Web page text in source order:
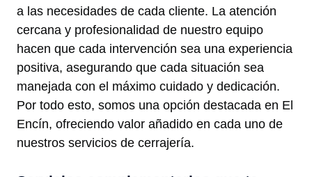
a las necesidades de cada cliente. La atención
cercana y profesionalidad de nuestro equipo
hacen que cada intervención sea una experiencia
positiva, asegurando que cada situación sea
manejada con el máximo cuidado y dedicación.
Por todo esto, somos una opción destacada en El
Encín, ofreciendo valor añadido en cada uno de
nuestros servicios de cerrajería.